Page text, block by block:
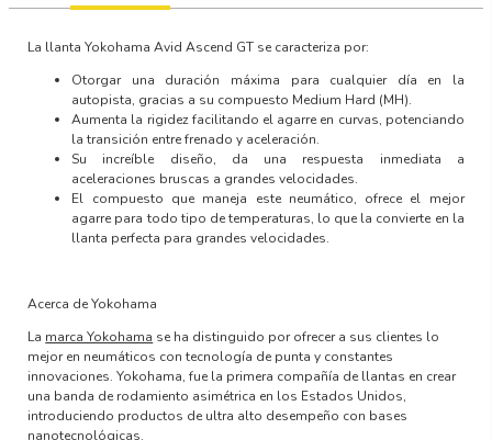
La llantaYokohama Avid Ascend GT se caracteriza por:
Otorgar una duración máxima para cualquier día en la
autopista, gracias a su compuesto Medium Hard (MH).
Aumenta la rigidez facilitando el agarre en curvas, potenciando
la transición entre frenado y aceleración.
Su increíble diseño, da una respuesta inmediata a
aceleraciones bruscas a grandes velocidades.
El compuesto que maneja este neumático, ofrece el mejor
agarre para todo tipo de temperaturas, lo que la convierte en la
llanta perfecta para grandes velocidades.
Acerca de Yokohama
La marca Yokohama se ha distinguido por ofrecer a sus clientes lo
mejor en neumáticos contecnología de punta y constantes
innovaciones. Yokohama, fue la primera compañía de llantas en crear
una banda de rodamiento asimétrica en los Estados Unidos,
introduciendo productos de ultra alto desempeño con bases
nanotecnológicas.